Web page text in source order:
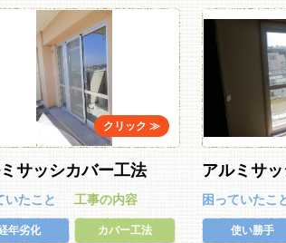
サッシカバー工法
いたこと
年劣化
工事の内容
カバー工法
アルミサ
困っていたこ
使い勝手